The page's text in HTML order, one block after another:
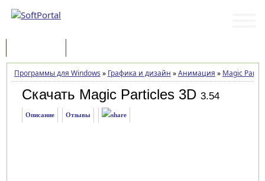
Программы для Windows » Графика и дизайн »Анимация » Magic
Скачать Magic Particles 3D 3.54
Описание Отзывы